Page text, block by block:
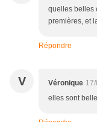
quelles belles
premières, et
Répondre
V Véronique
elles sont